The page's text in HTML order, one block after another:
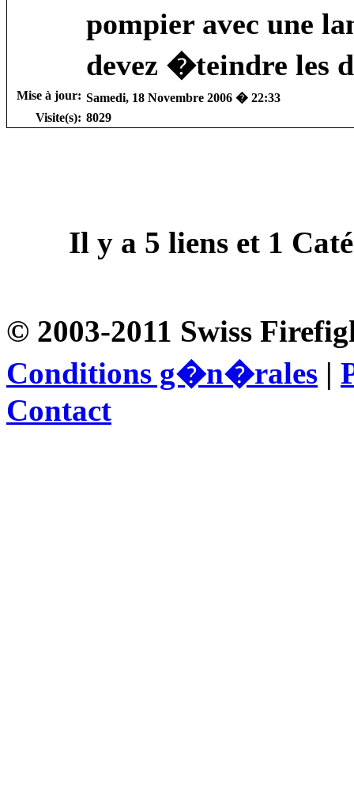
pompier avec une
devez �teindre les
Mise à jour: Samedi, 18 Novembre 2006 � 22:33
Visite(s): 8029
Il y a 5 liens et 1
© 2003-2011 Swiss
Conditions g�n�rales |
Contact